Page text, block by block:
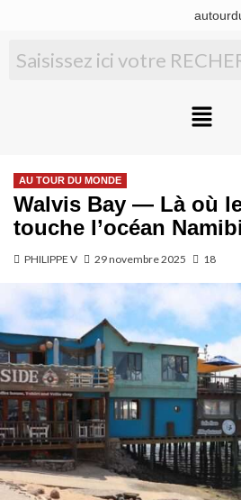
AU TOUR DU MONDE
Walvis Bay — Là où
touche l’océan
PHILIPPE V 29 novembre 2025 18